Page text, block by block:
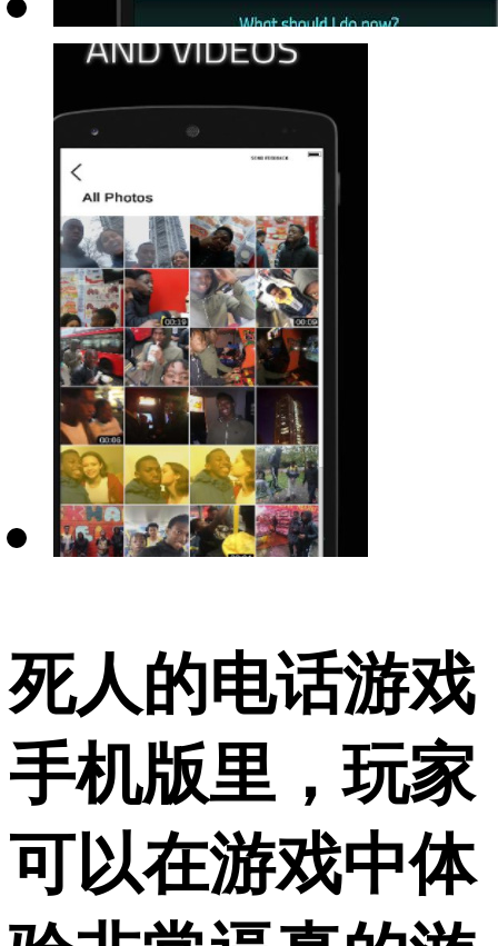
死人的电话游戏
手机版里，玩家
可以在游戏中体